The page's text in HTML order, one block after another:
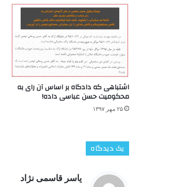
اشتباهی که دادگاه بر اساس آن رای به
محکومیت حسن عباسی داده!
۲۵ مهر ۱۳۹۷
یک دیدگاه
یاسر قاسمی نژاد